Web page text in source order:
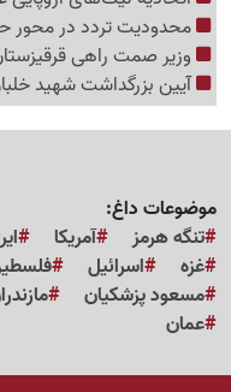
محدودیت تردد در محور
وزیر صمت راهی
آیین بزرگداشت شهید
موضوعات داغ:
تنگه هرمز
آمریکا
غزه
اسرائیل
مسعود پزشکیان
عمان